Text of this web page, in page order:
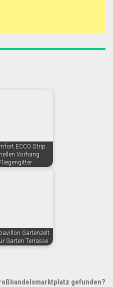
ECCO Strip
Vorhang
Gartenzelt
Garten Terrasse
gefunden?